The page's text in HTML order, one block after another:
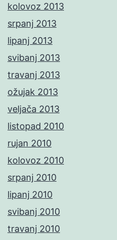
kolovoz 2013
srpanj 2013
lipanj 2013
svibanj 2013
travanj 2013
ožujak 2013
veljača 2013
listopad 2010
rujan 2010
kolovoz 2010
srpanj 2010
lipanj 2010
svibanj 2010
travanj 2010